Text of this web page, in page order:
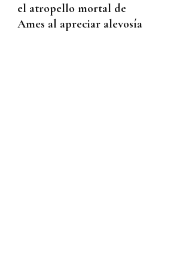
el atropello mortal de
Ames al apreciar alevosía